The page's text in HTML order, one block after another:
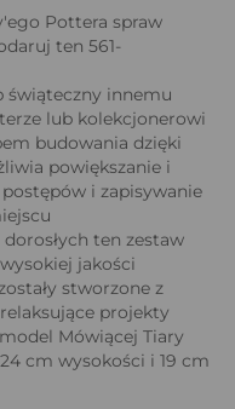
Pottera spraw
ten 561-
świąteczny innemu
lub kolekcjonerowi
budowania dzięki
powiększanie i
i zapisywanie
ten zestaw
jakości
stworzone z
projekty
Mówiącej Tiary
cm wysokości i 19 cm